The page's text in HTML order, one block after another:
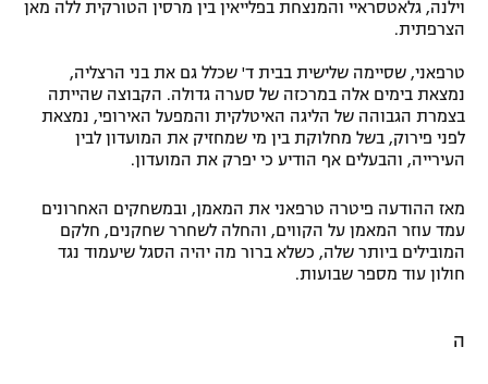
תנאי שימוש
מדיניות פרטיות
תקנון פעילות ספורט 1
רשיון להקרנה פומבית לבית עסק
הצטרפות לחבילת הערוצים
ספורט אתגרי ואקסטרים
גיימינג E-Sports
וילנה, גלאטסראיי והמנצחת בפלייאין בין מרסין הטורקית ללה מאן
הצרפתית.
טרפאני, שסיימה שלישית בבית ד' שכלל גם את בני הרצליה,
נמצאת בימים אלה במרכזה של סערה גדולה. הקבוצה שהייתה
בצמרת הגבוהה של הליגה האיטלקית והמפעל האירופי, נמצאת
לפני פירוק, בשל מחלוקת בין מי שמחזיק את המועדון לבין
העירייה, והבעלים אף הודיע כי יפרק את המועדון.
מאז ההודעה פיטרה טרפאני את המאמן, ובמשחקים האחרונים
עמד עוזר המאמן על הקווים, והחלה לשחרר שחקנים, חלקם
המובילים ביותר שלה, כשלא ברור מה יהיה הסגל שיעמוד נגד
חולון עוד מספר שבועות.
ה